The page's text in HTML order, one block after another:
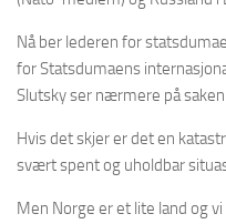
Nå ber lederen for
for Statsdumaens
Slutsky ser nærmere på saken.
Hvis det skjer er det en
svært spent og uholdbar
Men Norge er et lite land og